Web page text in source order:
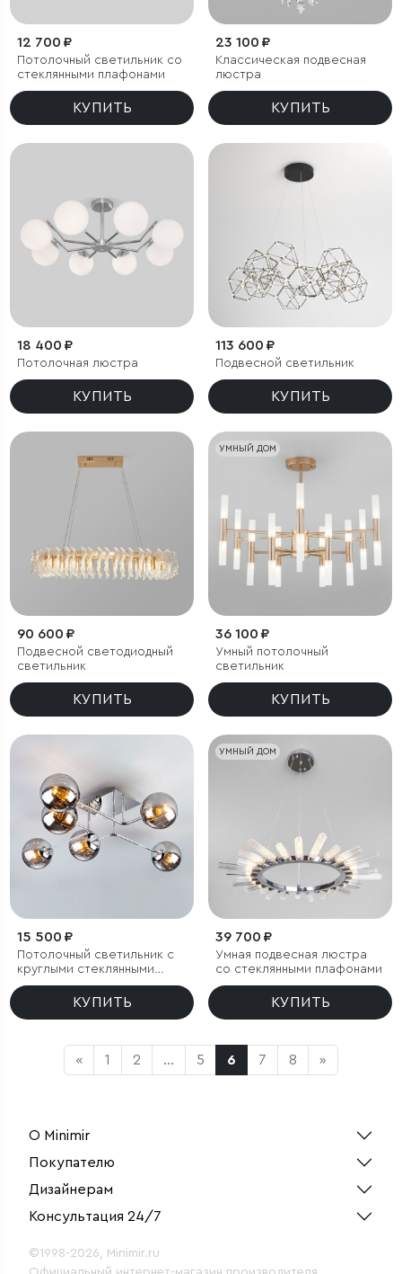
12 700 ₽
Потолочный светильник со
стеклянными плафонами
КУПИТЬ
23 100 ₽
Классическая подвесная
люстра
КУПИТЬ
18 400 ₽
Потолочная люстра
КУПИТЬ
113 600 ₽
Подвесной светильник
КУПИТЬ
90 600 ₽
Подвесной светодиодный
светильник
КУПИТЬ
УМНЫЙ ДОМ
36 100 ₽
Умный потолочный
светильник
КУПИТЬ
15 500 ₽
Потолочный светильник с
круглыми стеклянными
плафонами
КУПИТЬ
УМНЫЙ ДОМ
39 700 ₽
Умная подвесная люстра
со стеклянными плафонами
КУПИТЬ
« 1 2 ... 5 6 7 8 »
О Minimir
Покупателю
Дизайнерам
Консультация 24/7
©1998-2026, Minimir.ru